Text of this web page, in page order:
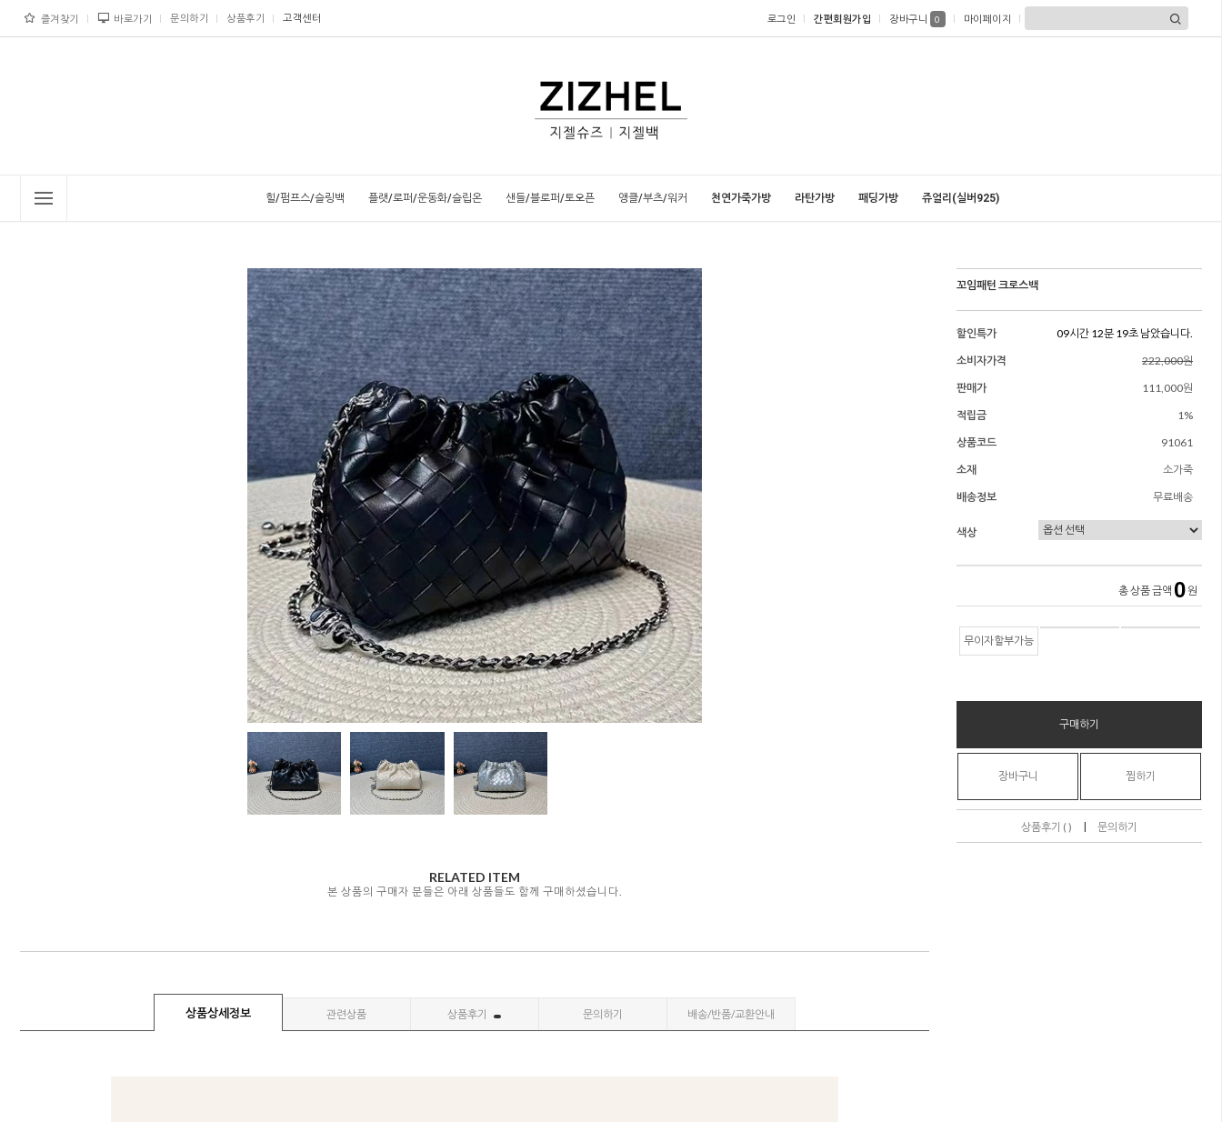
즐겨찾기 바로가기 문의하기 상품후기 고객센터 로그인 간편회원가입 장바구니 0 마이페이지
힐/펌프스/슬링백 플랫/로퍼/운동화/슬립온 샌들/블로퍼/토오픈 앵클/부츠/워커 천연가죽가방 라탄가방 패딩가방 쥬얼리(실버925)
RELATED ITEM
본 상품의 구매자 분들은 아래 상품들도 함께 구매하셨습니다.
상품상세정보 관련상품 상품후기 문의하기 배송/반품/교환안내
꼬임패턴 크로스백
할인특가
09시간 12분 18초 남았습니다.
소비자가격
222,000원
판매가
111,000원
적립금
1%
상품코드
91061
소재
소가죽
배송정보
무료배송
색상
총 상품 금액 0 원
무이자할부가능
구매하기
장바구니 찜하기
상품후기 ( ) | 문의하기